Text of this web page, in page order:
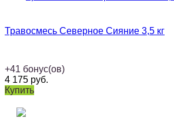
Травосмесь Северное Сияние 3,5 кг
+41 бонус(ов)
4 175 руб.
Купить